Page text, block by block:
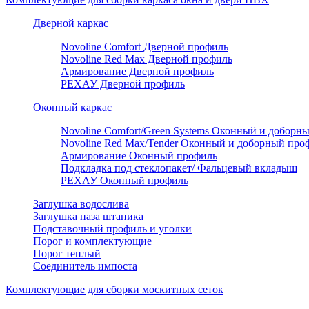
Дверной каркас
Novoline Comfort Дверной профиль
Novoline Red Мax Дверной профиль
Армирование Дверной профиль
РЕХАУ Дверной профиль
Оконный каркас
Novoline Comfort/Green Systems Оконный и
Novoline Red Max/Tender Оконный и доборный
Армирование Оконный профиль
Подкладка под стеклопакет/ Фальцевый вкладыш
РЕХАУ Оконный профиль
Заглушка водослива
Заглушка паза штапика
Подставочный профиль и уголки
Порог и комплектующие
Порог теплый
Соединитель импоста
Комплектующие для сборки москитных сеток